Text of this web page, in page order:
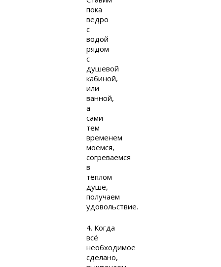
пока
ведро
с
водой
рядом
с
душевой
кабиной,
или
ванной,
а
сами
тем
временем
моемся,
согреваемся
в
тёплом
душе,
получаем
удовольствие.
4. Когда
всё
необходимое
сделано,